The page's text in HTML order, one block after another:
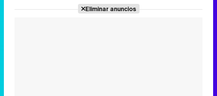
Eliminar anuncios